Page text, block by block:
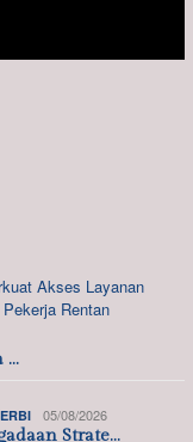
…
05/08/2026
Strate…